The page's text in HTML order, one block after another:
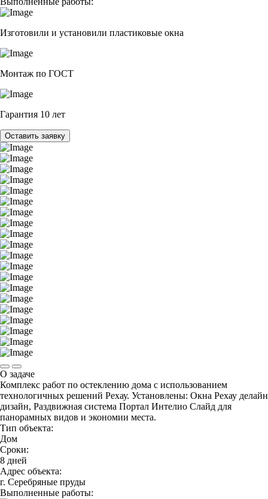
Изготовили и установили пластиковые окна
Монтаж по ГОСТ
Гарантия 10 лет
Оставить заявку
О задаче
Комплекс работ по остеклению дома с использованием
технологичных решений Рехау. Установлены: Окна Рехау делайн
дизайн, Раздвижная система Портал Интелио Слайд для
панорамных видов и экономии места.
Тип объекта:
Дом
Сроки:
8 дней
Адрес объекта:
г. Серебряные пруды
Выполненные работы: